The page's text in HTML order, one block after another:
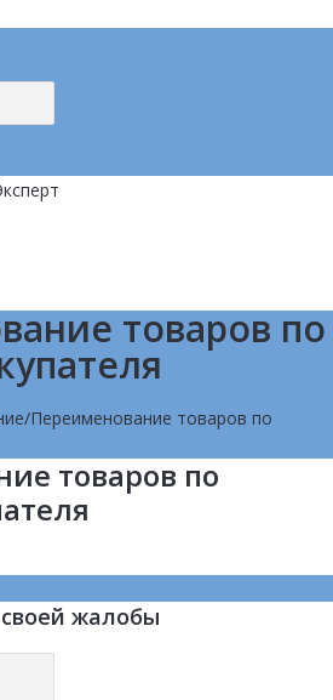
товаров по
/Переименование товаров по
товаров по
жалобы